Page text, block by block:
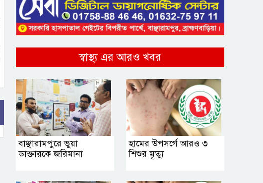
স্বাস্থ্য এর আরও খবর
বাঞ্ছারামপুরে ভুয়া
ডাক্তারকে জরিমানা
হামের উপসর্গে আরও ৩
শিশুর মৃত্যু